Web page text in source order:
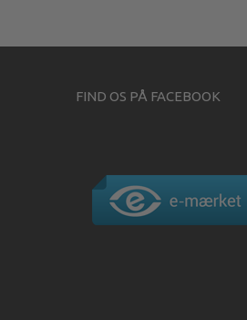
FIND OS PÅ FACEBOOK